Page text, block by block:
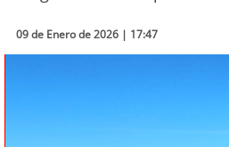
Deportes
09 de Enero de 2026 | 17:47